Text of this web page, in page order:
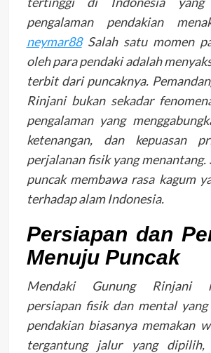
pengalaman pendakian
neymar88Salah satu momen
oleh para pendaki adalah
terbit dari puncaknya.
Rinjani bukan sekadar
pengalaman yang
ketenangan, dan kepuasan
perjalanan fisik yang
puncak membawa rasa kagum
terhadap alam Indonesia.
Persiapan dan
Menuju Puncak
Mendaki Gunung Rinjani
persiapan fisik dan mental
pendakian biasanya memakan
tergantung jalur yang